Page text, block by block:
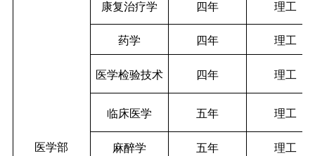
康复治疗学 四年 理工
药学 四年 理工
医学检验技术 四年 理工
临床医学 五年 理工
医学部 麻醉学 五年 理工